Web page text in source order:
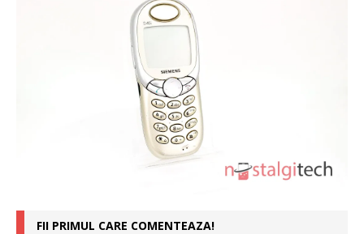
FII PRIMUL CARE COMENTEAZA!